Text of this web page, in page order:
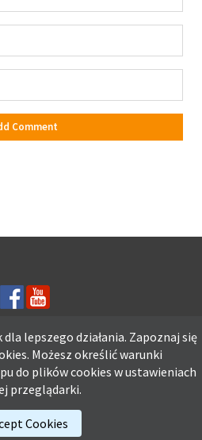
lepszego działania. Zapoznaj się z
określić warunki przechowywania lub
ustawieniach Twojej przeglądarki.
lepszego działania. Zapoznaj się
Możesz określić warunki
do plików cookies w ustawieniach
przeglądarki.
Cookies